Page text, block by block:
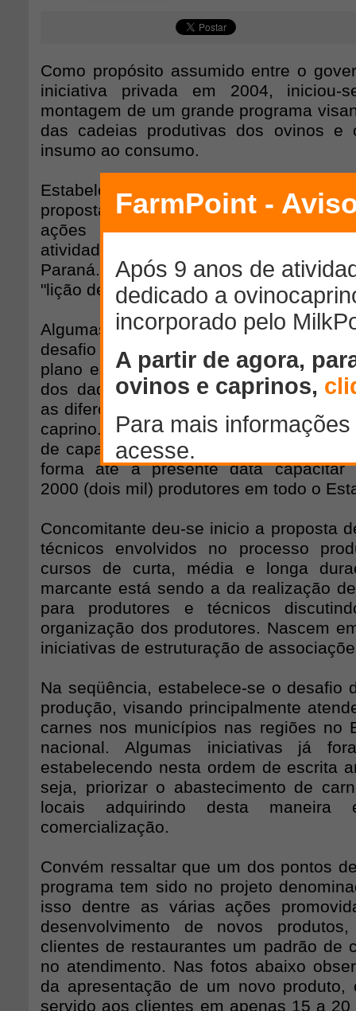
Como propósito assumido entre o
iniciativa privada em 2004, iniciou-
montagem de um grande programa
das cadeias produtivas dos ovinos e
insumo ao consumo.
Estabelecidas as parcerias para o
propostas deu-se ênfase, na fase inicial
ações voltadas a diagnosticar a
atividades nas principais regiões
Paraná. Esta fase consideramos o
"lição de casa".
Algumas regiões avançaram
desafio como parte indispensável a
plano estratégico de ação. Na
dos dados levantados, estabeleceu-
as diferentes etapas da constituição do
caprino. Foi então que se deu início a
de capacitação dos produtores rurais,
forma até a presente data capacitar
2000 (dois mil) produtores em todo o
Concomitante deu-se inicio a proposta
técnicos envolvidos no processo
cursos de curta, média e longa
marcante está sendo a da realização
para produtores e técnicos
organização dos produtores. Nascem
iniciativas de estruturação de
Na seqüência, estabelece-se o desafio
produção, visando principalmente
carnes nos municípios nas regiões no
nacional. Algumas iniciativas já
estabelecendo nesta ordem de escrita
seja, priorizar o abastecimento de
locais adquirindo desta maneira
comercialização.
Convém ressaltar que um dos pontos
programa tem sido no projeto
isso dentre as várias ações
desenvolvimento de novos
clientes de restaurantes um padrão de
no atendimento. Nas fotos abaixo
da apresentação de um novo produto,
servido aos clientes em apenas 15 a